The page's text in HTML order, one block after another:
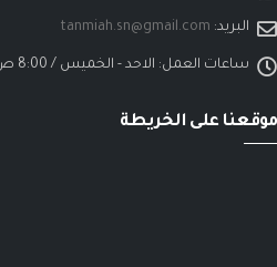
البريد: tanmiah.sn@gmail.com
ساعات العمل: الاحد - الخميس / 8:00 ص - 12:00 م ومن 4:00 م - 8:30 م
موقعنا على الخريطة